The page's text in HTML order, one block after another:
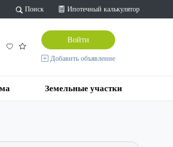
Поиск Ипотечный калькулятор
Войти
Добавить объявление
Земельные участки